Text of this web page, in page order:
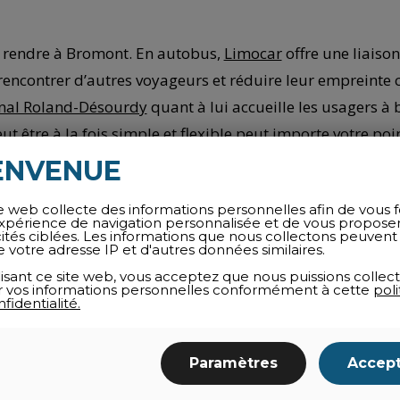
à Bromont. En autobus, Limocaroffre une
d’autres voyageurs et réduire leur empreinte
Roland-Désourdy quant à lui accueille les usagers à
être à la fois simple et flexible peut importe votre
halte détente, il est possible d’y passer un
wifi gratuit. Durant la saison estivale, on peut
de la piste cyclable.
fera le bonheur des visiteurs qui recherchent
des supports à vélos et une borne électrique pour
web collecte des informations personnelles afin de vous
de navigation personnalisée et de vous
ciblées. Les informations que nous collectons peuvent
votre adresse IP et d'autres données similaires.
ce site web, vous acceptez que nous puissions
vos informations personnelles conformément à cette
Paramètres